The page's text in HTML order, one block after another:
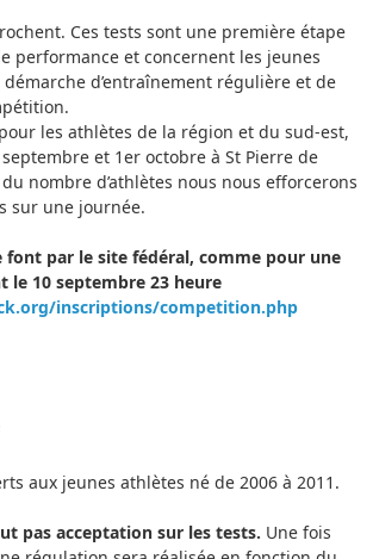
Ces tests sont une première étape
performance et concernent les jeunes
d’entraînement régulière et de
les athlètes de la région et du sud-est,
et 1er octobre à St Pierre de
nombre d’athlètes nous nous efforcerons
sur une journée.
font par le site fédéral, comme pour une
le 10 septembre 23 heure
inscriptions/competition.php
aux jeunes athlètes né de 2006 à 2011.
pas acceptation sur les tests. Une fois